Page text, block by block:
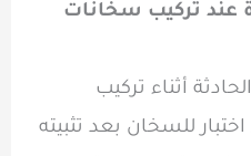
عند تركيب سخانات
أثناء تركيب
للسخان بعد تثبيته